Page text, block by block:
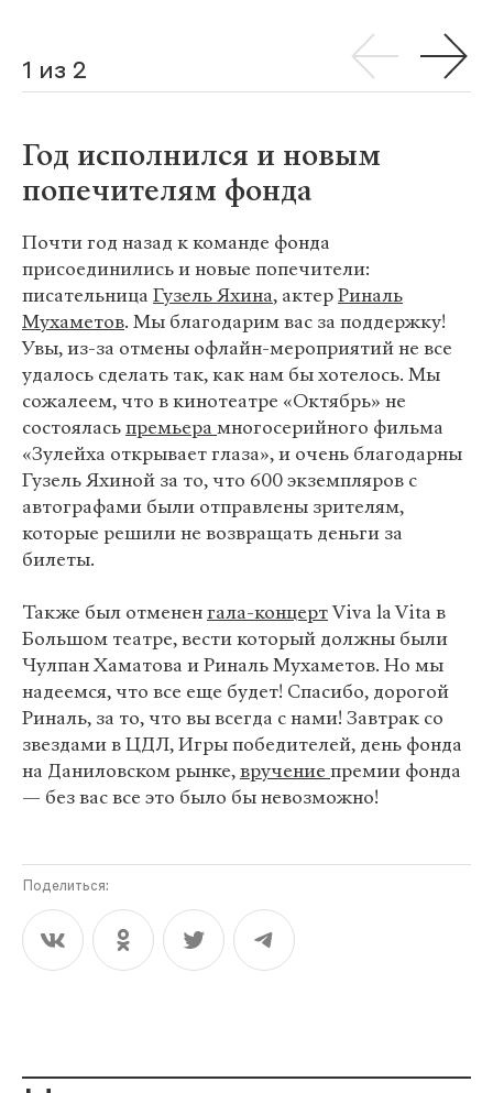
1 из 2
Год исполнился и новым
попечителям фонда
Почти год назад к команде фонда
присоединились и новые попечители:
писательница Гузель Яхина, актерРиналь
Мухаметов. Мы благодарим вас за поддержку!
Увы, из-за отмены офлайн-мероприятий не все
удалось сделать так, как нам бы хотелось. Мы
сожалеем, что в кинотеатре «Октябрь» не
состояласьпремьера многосерийного фильма
«Зулейха открывает глаза», и очень благодарны
Гузель Яхиной за то, что 600 экземпляров с
автографами были отправлены зрителям,
которые решили не возвращать деньги за
билеты.
Также был отмененгала-концертViva la Vita в
Большом театре, вести который должны были
Чулпан Хаматова и Риналь Мухаметов. Но мы
надеемся, что все еще будет! Спасибо, дорогой
Риналь, за то, что вы всегда с нами! Завтрак со
звездами в ЦДЛ, Игры победителей, день фонда
на Даниловском рынке,вручение премии фонда
— без вас все это было бы невозможно!
Поделиться: